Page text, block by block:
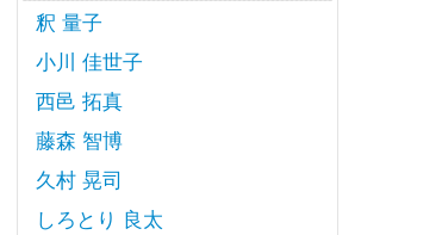
釈 量子
小川 佳世子
西邑 拓真
藤森 智博
久村 晃司
しろとり 良太